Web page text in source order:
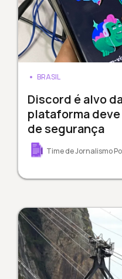
BRASIL
Discord é alvo
plataforma
de segurança
Time de Jornalismo